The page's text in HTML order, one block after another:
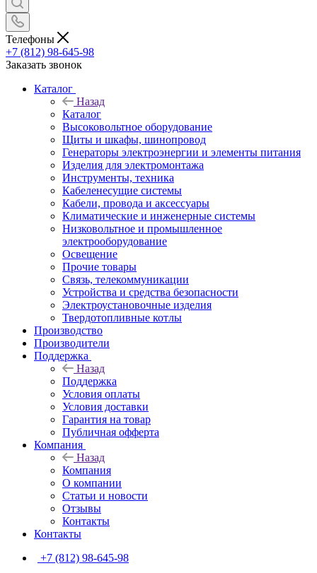
Телефоны
+7 (812) 98-645-98
Заказать звонок
Каталог
Назад
Каталог
Высоковольтное оборудование
Щиты и шкафы, шинопровод
Генераторы электроэнергии и элементы питания
Изделия для электромонтажа
Инструменты, техника
Кабеленесущие системы
Кабели, провода и аксессуары
Климатические и инженерные системы
Низковольтное и промышленное
электрооборудование
Освещение
Прочие товары
Связь, телекоммуникации
Устройства и средства безопасности
Электроустановочные изделия
Твердотопливные котлы
Производство
Производители
Поддержка
Назад
Поддержка
Условия оплаты
Условия доставки
Гарантия на товар
Публичная офферта
Компания
Назад
Компания
О компании
Статьи и новости
Отзывы
Контакты
Контакты
+7 (812) 98-645-98